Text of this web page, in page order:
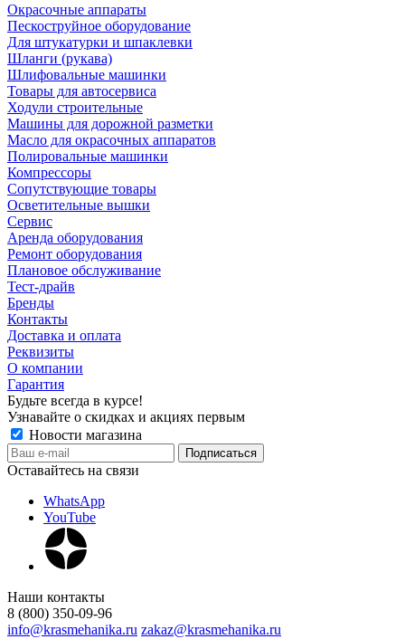
Окрасочные аппараты
Пескоструйное оборудование
Для штукатурки и шпаклевки
Шланги (рукава)
Шлифовальные машинки
Товары для автосервиса
Ходули строительные
Машины для дорожной разметки
Масло для окрасочных аппаратов
Полировальные машинки
Компрессоры
Сопутствующие товары
Осветительные вышки
Сервис
Аренда оборудования
Ремонт оборудования
Плановое обслуживание
Тест-драйв
Бренды
Контакты
Доставка и оплата
Реквизиты
О компании
Гарантия
Будьте всегда в курсе!
Узнавайте о скидках и акциях первым
Новости магазина
Оставайтесь на связи
WhatsApp
YouTube
Наши контакты
8 (800) 350-09-96
info@krasmehanika.ru zakaz@krasmehanika.ru